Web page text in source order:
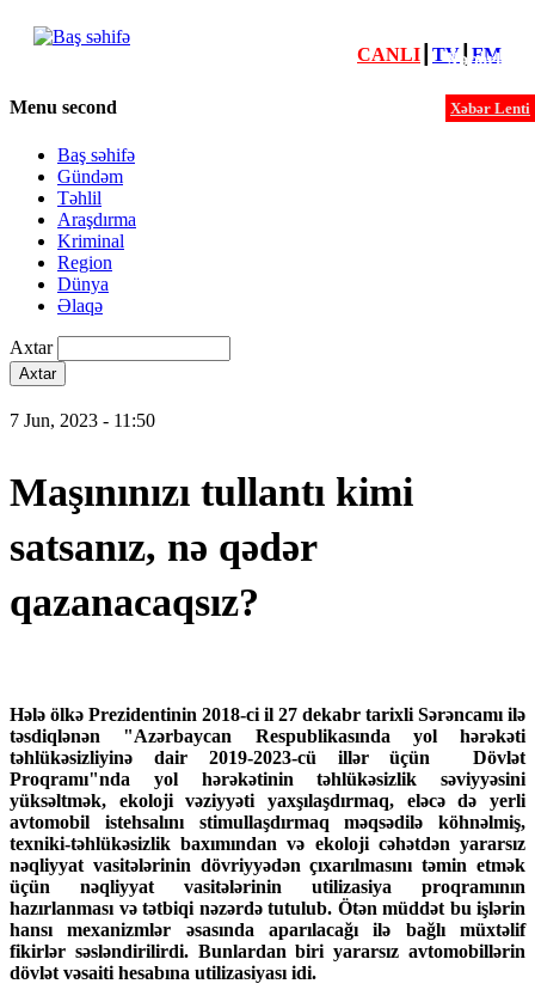
Xəbərlər
Xəbər Lenti
CANLI TV┃ FM
Menu second
Baş səhifə
Gündəm
Təhlil
Araşdırma
Kriminal
Region
Dünya
Əlaqə
Axtar
7 Jun, 2023 - 11:50
Maşınınızı tullantı kimi
satsanız, nə qədər
qazanacaqsız?
Hələ ölkə Prezidentinin 2018-ci il 27 dekabr tarixli Sərəncamı ilə
təsdiqlənən "Azərbaycan Respublikasında yol hərəkəti
təhlükəsizliyinə dair 2019-2023-cü illər üçün Dövlət
Proqramı"nda yol hərəkətinin təhlükəsizlik səviyyəsini
yüksəltmək, ekoloji vəziyyəti yaxşılaşdırmaq, eləcə də yerli
avtomobil istehsalını stimullaşdırmaq məqsədilə köhnəlmiş,
texniki-təhlükəsizlik baxımından və ekoloji cəhətdən yararsız
nəqliyyat vasitələrinin dövriyyədən çıxarılmasını təmin etmək
üçün nəqliyyat vasitələrinin utilizasiya proqramının
hazırlanması və tətbiqi nəzərdə tutulub. Ötən müddət bu işlərin
hansı mexanizmlər əsasında aparılacağı ilə bağlı müxtəlif
fikirlər səsləndirilirdi. Bunlardan biri yararsız avtomobillərin
dövlət vəsaiti hesabına utilizasiyası idi.